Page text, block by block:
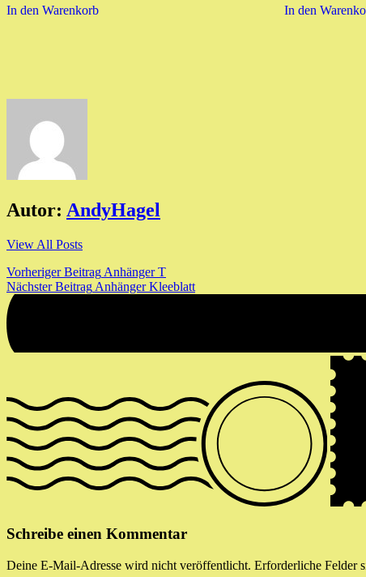
In den Warenkorb In den
Autor: AndyHagel
View All Posts
Beitragsnavigation
Vorheriger Beitrag Anhänger T
Nächster Beitrag Anhänger Kleeblatt
Schreibe einen Kommentar
Deine E-Mail-Adresse wird nicht veröffentlicht. Erforderliche Felder